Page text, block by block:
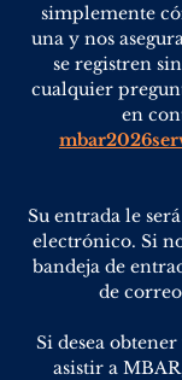
simplemente
una y nos
se registren
cualquier
en
Su entrada le
electrónico. Si
bandeja de
de
Si desea
asistir a